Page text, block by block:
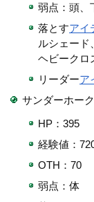
弱点：頭、
落とすアイ
ルシェード
ヘビークロ
リーダーア
サンダーホーク
HP：395
経験値：
OTH：70
弱点：体